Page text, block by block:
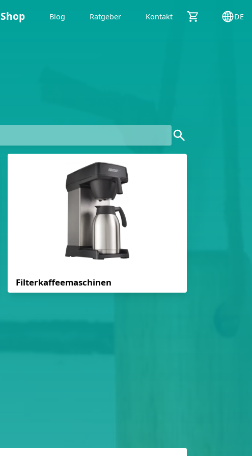
Shop Blog Ratgeber Kontakt DE
Filterkaffeemaschinen